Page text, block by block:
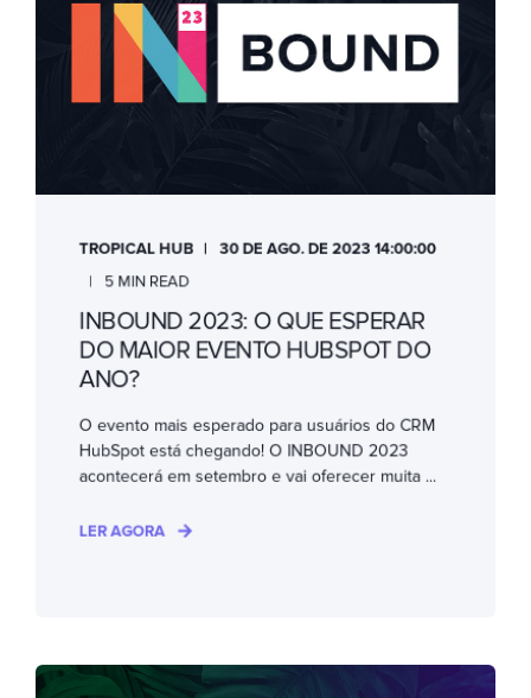
TROPICAL HUB 30 DE AGO. DE 2023 14:00:00
5 MIN READ
INBOUND 2023: O QUE ESPERAR
DO MAIOR EVENTO HUBSPOT DO
ANO?
O evento mais esperado para usuários do CRM
HubSpot está chegando! O INBOUND 2023
acontecerá em setembro e vai oferecer muita ...
LER AGORA